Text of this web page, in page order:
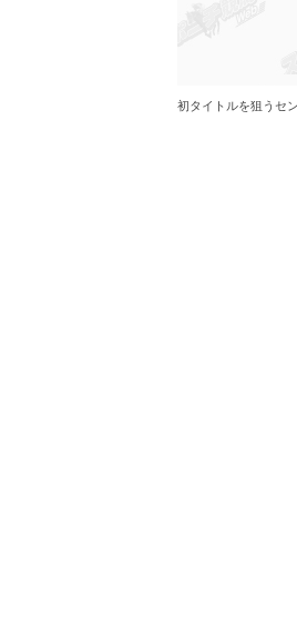
初タイトルを狙うセ